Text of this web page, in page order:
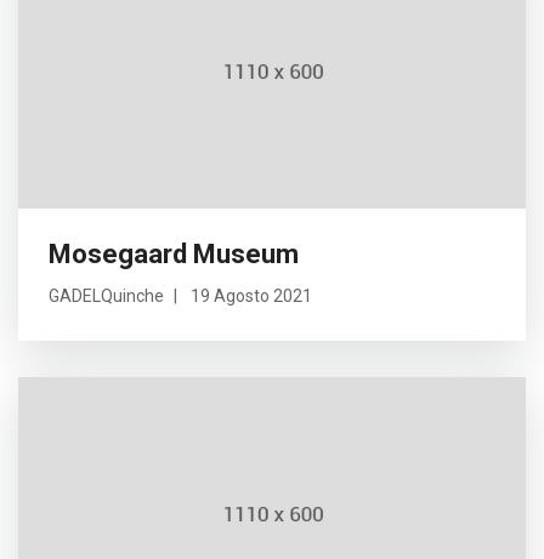
Mosegaard Museum
GADELQuinche 19 Agosto 2021